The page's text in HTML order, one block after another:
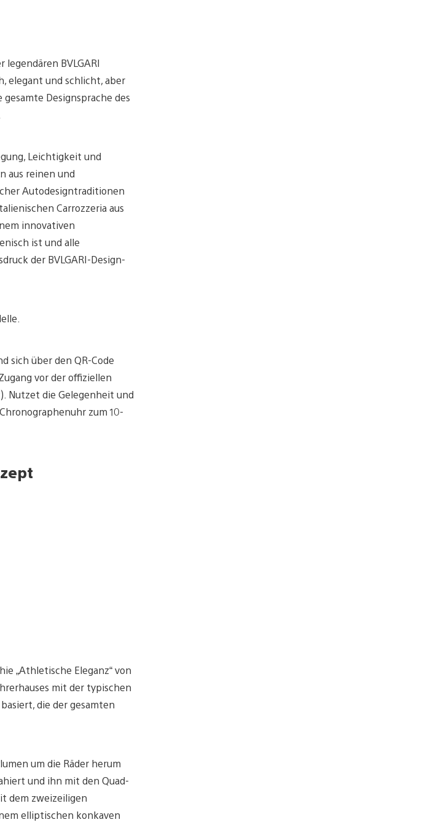
legendären BVLGARI
elegant und schlicht, aber
Designsprache des
Leichtigkeit und
aus reinen und
Autodesigntraditionen
Carrozzeria aus
innovativen
ist und alle
der BVLGARI-Design-
sich über den QR-Code
vor der offiziellen
Nutzet die Gelegenheit und
zum 10-
„Athletische Eleganz“ von
mit der typischen
die der gesamten
um die Räder herum
und ihn mit den Quad-
dem zweizeiligen
elliptischen konkaven